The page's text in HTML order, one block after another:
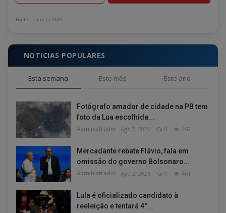
Fonte: Loterias CAIXA
NOTICIAS POPULARES
Esta semana Este mês Este ano
Fotógrafo amador de cidade na PB tem
foto da Lua escolhida...
Administrador Ago 2, 2026 0 462
Mercadante rebate Flávio, fala em
omissão do governo Bolsonaro...
Administrador Ago 2, 2026 0 461
Lula é oficializado candidato à
reeleição e tentará 4°...